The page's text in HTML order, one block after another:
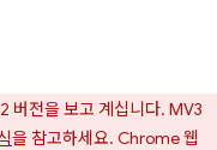
버전을 보고 계십니다. MV3
을 참고하세요. Chrome 웹